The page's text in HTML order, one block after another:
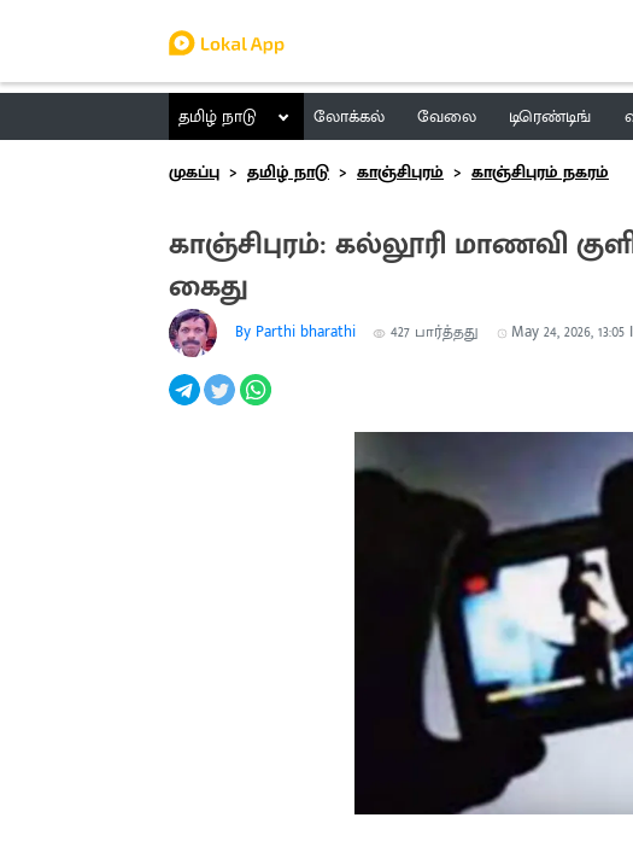
தமிழ் நாடு லோக்கல் வேலை டிரெண்டிங்
முகப்பு
தமிழ் நாடு காஞ்சிபுரம் காஞ்சிபுரம் நகரம்
காஞ்சிபுரம்: கல்லூரி மாணவி
கைது
By Parthi bharathi 427 பார்த்தது May 24, 2026, 13:05